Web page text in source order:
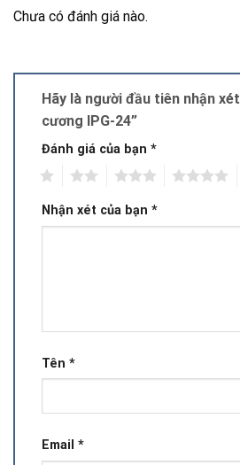
Chưa có đánh giá nào.
Hãy là người đầu tiên nhận
cương IPG-24”
Đánh giá của bạn *
Nhận xét của bạn *
Tên *
Email *